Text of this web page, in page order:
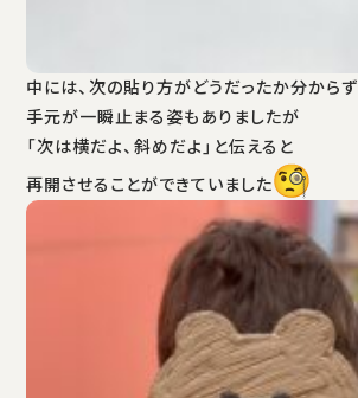
中には、次の貼り方がどうだったか分からず
手元が一瞬止まる姿もありましたが
「次は横だよ、斜めだよ」と伝えると
再開させることができていました